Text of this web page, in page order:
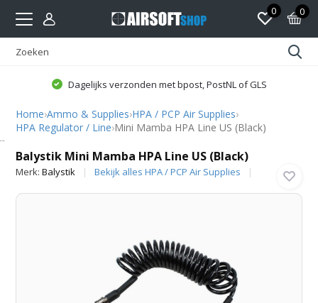
0 0
Dagelijks verzonden met bpost, PostNL of GLS
Home›Ammo & Supplies›HPA / PCP Air Supplies›
HPA Regulator / Line›Mini Mamba HPA Line US (Black)
Balystik Mini Mamba HPA Line US (Black)
Merk:Balystik Bekijk alles HPA / PCP Air Supplies